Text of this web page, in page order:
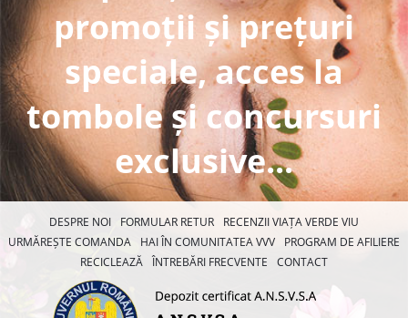
promoții și prețuri
speciale, acces la
tombole și concursuri
exclusive...
DESPRE NOI FORMULAR RETUR
RECENZII VIAȚA VERDE VIU
URMĂREȘTE COMANDA
HAI ÎN COMUNITATEA VVV
PROGRAM DE AFILIERE
RECICLEAZĂ ÎNTREBĂRI FRECVENTE CONTACT